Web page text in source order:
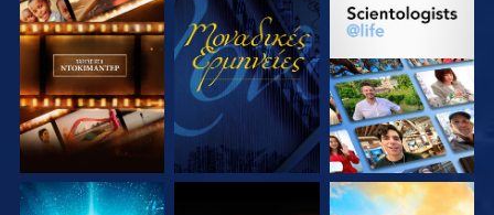
ΕΞΕΡΕΥΝΗΣΤΕ ΤΗ
ΣΕΙΡΑ
ΠΑΡΑΚΟΛΟΥΘΗΣΤΕ
ΕΞΕΡΕΥΝΗΣΤΕ ΤΗ